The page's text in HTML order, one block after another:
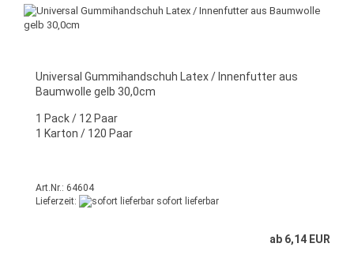
Universal Gummihandschuh Latex / Innenfutter aus
Baumwolle gelb 30,0cm
1 Pack / 12 Paar
1 Karton / 120 Paar
Art.Nr.: 64604
Lieferzeit:
sofort lieferbar
ab 6,14 EUR